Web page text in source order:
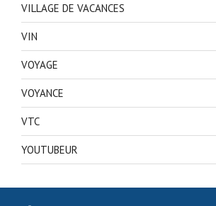
VILLAGE DE VACANCES
VIN
VOYAGE
VOYANCE
VTC
YOUTUBEUR